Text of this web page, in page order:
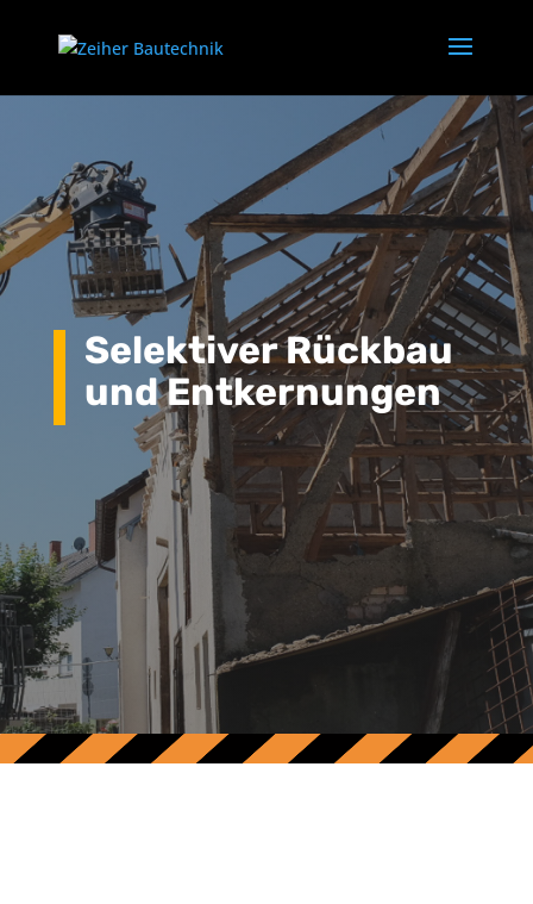
Selektiver Rückbau
und Entkernungen